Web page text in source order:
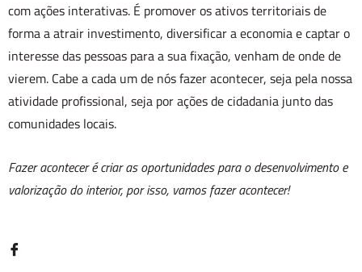
com ações interativas. É promover os ativos territoriais de
forma a atrair investimento, diversificar a economia e captar o
interesse das pessoas para a sua fixação, venham de onde de
vierem. Cabe a cada um de nós fazer acontecer, seja pela nossa
atividade profissional, seja por ações de cidadania junto das
comunidades locais.
Fazer acontecer é criar as oportunidades para o desenvolvimento e
valorização do interior, por isso, vamos fazer acontecer!